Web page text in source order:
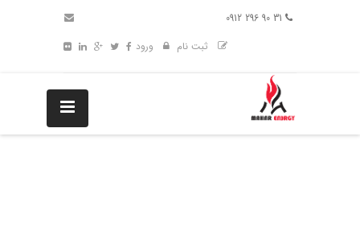
ثبت نام
ورود